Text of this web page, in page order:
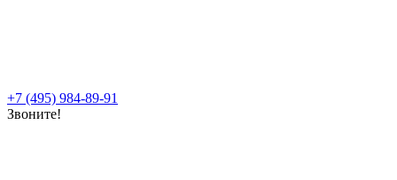
+7 (495) 984-89-91
Звоните!